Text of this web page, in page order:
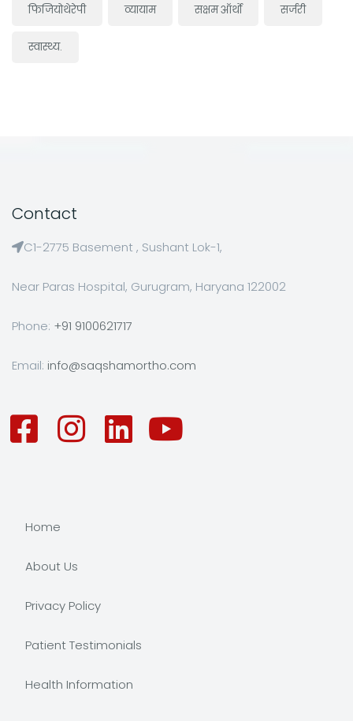
फिजियोथेरेपी व्यायाम सक्षम ऑर्थो सर्जरी
स्वास्थ्य.
Contact
C1-2775 Basement , Sushant Lok-1,
Near Paras Hospital, Gurugram, Haryana 122002
Phone: +91 9100621717
Email: info@saqshamortho.com
Home
About Us
Privacy Policy
Patient Testimonials
Health Information